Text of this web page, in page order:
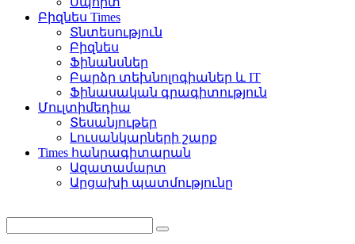
Բիզնես Times
Տնտեսություն
Բիզնես
Ֆինանսներ
Բարձր տեխնոլոգիաներ և IT
Ֆինասական գրագիտություն
Մուլտիմեդիա
Տեսանյութեր
Լուսանկարների շարք
Times հանրագիտարան
Ազատամարտ
Արցախի պատմությունը